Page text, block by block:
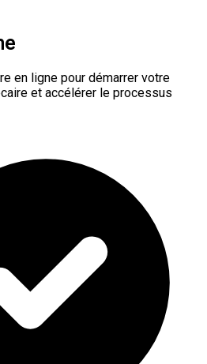
en ligne pour démarrer votre
et accélérer le processus